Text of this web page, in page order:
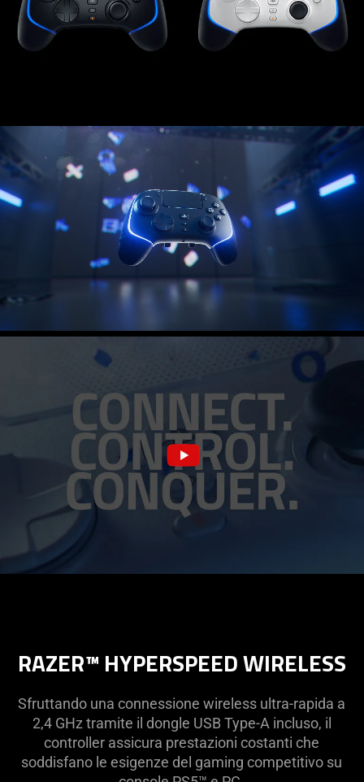
RAZER™ HYPERSPEED WIRELESS
Sfruttando una connessione wireless ultra-rapida a
2,4 GHz tramite il dongle USB Type-A incluso, il
controller assicura prestazioni costanti che
soddisfano le esigenze del gaming competitivo su